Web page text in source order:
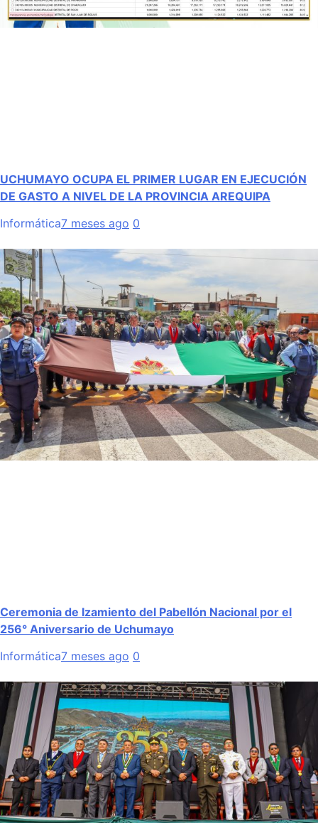
UCHUMAYO OCUPA EL PRIMER LUGAR EN EJECUCIÓN
DE GASTO A NIVEL DE LA PROVINCIA AREQUIPA
Informática7 meses ago 0
Ceremonia de Izamiento del Pabellón Nacional por el
256° Aniversario de Uchumayo
Informática7 meses ago 0